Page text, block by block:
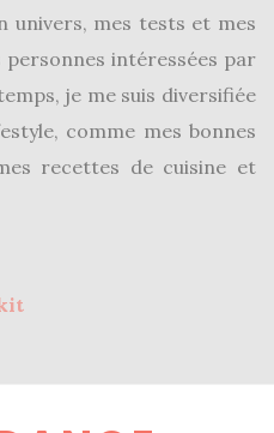
univers, mes tests et mes
intéressées par
je me suis diversifiée
comme mes bonnes
recettes de cuisine et